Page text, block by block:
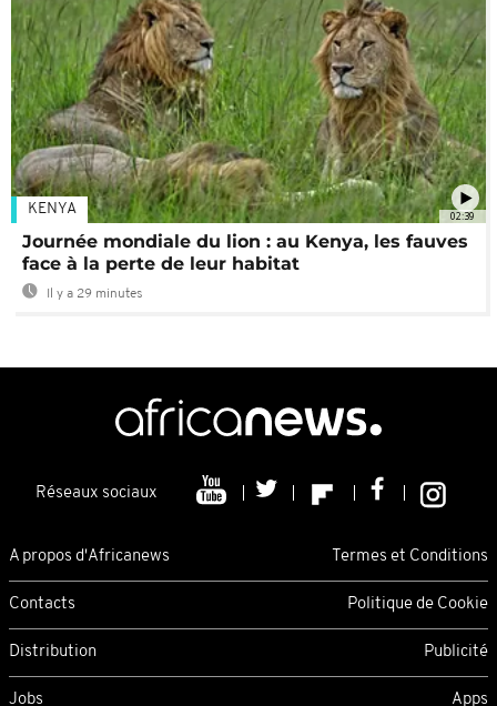
02:39
KENYA
Journée mondiale du lion : au Kenya, les fauves
face à la perte de leur habitat
Il y a 29 minutes
Réseaux sociaux
A propos d'Africanews Termes et Conditions
Contacts Politique de Cookie
Distribution Publicité
Jobs Apps